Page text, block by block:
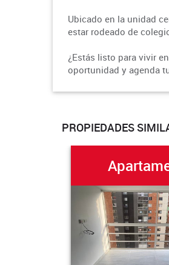
Ubicado en la unidad
estar rodeado de
¿Estás listo para vivir
oportunidad y agenda
PROPIEDADES